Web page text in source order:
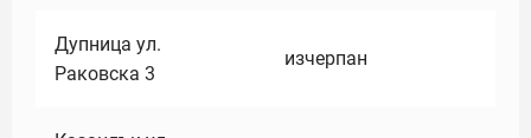
Дупница ул.
Раковска 3
изчерпан